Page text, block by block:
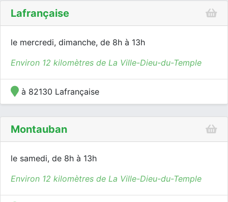
Lafrançaise
le mercredi, dimanche, de 8h à 13h
Environ 12 kilomètres de La Ville-Dieu-du-Temple
à 82130 Lafrançaise
Montauban
le samedi, de 8h à 13h
Environ 12 kilomètres de La Ville-Dieu-du-Temple